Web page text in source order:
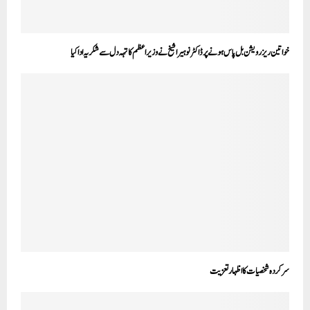
خواتین ريزرویشن بل پاس ہونے پر ڈاکٹر نوہیرا شیخ نے وزیر اعظم کا تہہ دل سے شکریہ ادا کیا
سرکردہ شخصیات کا اظہار تعزیت